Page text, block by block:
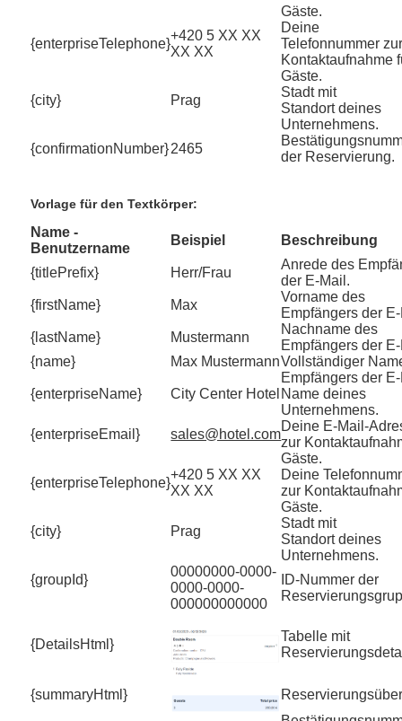
Gäste.
{enterpriseTelephone}
+420 5 XX XX
XX XX
Deine
Telefonnummer
Kontaktaufnahme
Gäste.
{city}
Prag
Stadt mit
Standort deines
Unternehmens.
{confirmationNumber}2465
der Reservierung.
Vorlage für den Textkörper:
Name -
Benutzername
Beispiel Beschreibung
{titlePrefix} Herr/Frau
Anrede des
der E-Mail.
{firstName}
Max
Vorname des
Empfängers der
{lastName}
Mustermann
Nachname des
Empfängers der
{name}
Max MustermannVollständiger
Empfängers der
{enterpriseName}
City Center Hotel Name deines
Unternehmens.
{enterpriseEmail}
sales@hotel.com
Deine E-Mail-
zur
Gäste.
{enterpriseTelephone}
+420 5 XX XX
XX XX
Deine
zur
Gäste.
{city}
Prag
Stadt mit
Standort deines
Unternehmens.
{groupId}
00000000-0000-
0000-0000-
000000000000
ID-Nummer der
{DetailsHtml}
Tabelle mit
{summaryHtml}